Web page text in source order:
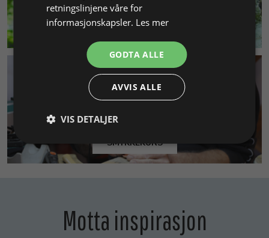
MILJØ & BÆREKRAFT
SMYKKEKURS
Motta inspirasjon
retningslinjene våre for
informasjonskapsler. Les mer
GODTA ALLE
AVVIS ALLE
VIS DETALJER